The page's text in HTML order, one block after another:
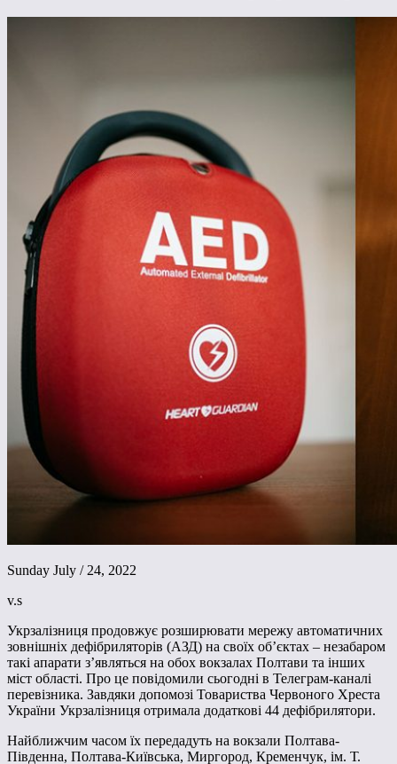
Sunday July / 24, 2022
v.s
Укрзалізниця продовжує розширювати мережу автоматичних
зовнішніх дефібриляторів (АЗД) на своїх об’єктах – незабаром
такі апарати з’являться на обох вокзалах Полтави та інших
міст області. Про це повідомили сьогодні в Телеграм-каналі
перевізника. Завдяки допомозі Товариства Червоного Хреста
України Укрзалізниця отримала додаткові 44 дефібрилятори.
Найближчим часом їх передадуть на вокзали Полтава-
Південна, Полтава-Київська, Миргород, Кременчук, ім. Т.